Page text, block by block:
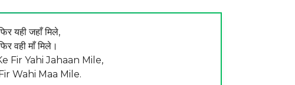
यही जहाँ मिले,
वही माँ मिले।
Fir Yahi Jahaan Mile,
Wahi Maa Mile.